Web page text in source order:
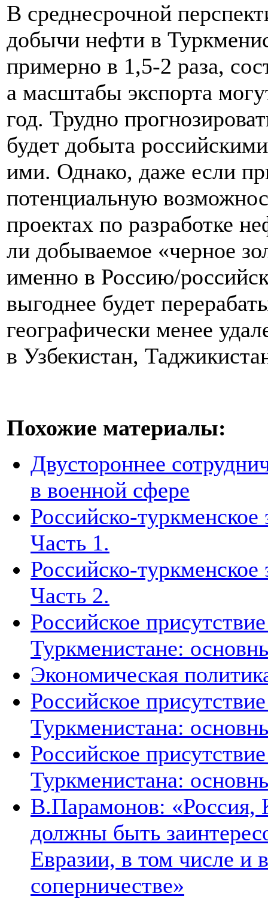
В среднесрочной
добычи нефти в
примерно в 1,5-2 раза,
а масштабы экспорта
год. Трудно
будет добыта
ими. Однако, даже если
потенциальную
проектах по разработке
ли добываемое «черное
именно в Россию/
выгоднее будет
географически менее
в Узбекистан,
Похожие материалы:
Двустороннее
в военной сфере
Российско-туркменское
Часть 1.
Российско-туркменское
Часть 2.
Российское
Туркменистане:
Экономическая
Российское
Туркменистана:
Российское
Туркменистана:
В.Парамонов: «Россия,
должны быть
Евразии, в том числе и
соперничестве»